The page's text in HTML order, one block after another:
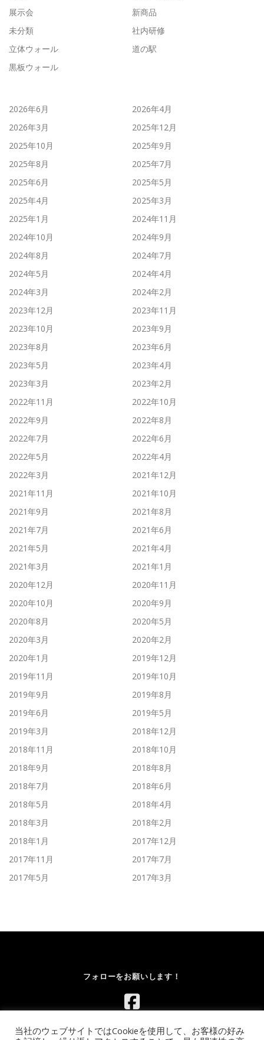
展示会
新商品
未分類
社内研修
立体ウォール
道の駅
黒板ウォール
2026年6月
2026年4月
2026年3月
2025年12月
2025年10月
2025年9月
2025年8月
2025年7月
2025年6月
2025年5月
2025年4月
2025年3月
2025年1月
2024年11月
2024年10月
2024年9月
2024年8月
2024年7月
2024年5月
2024年4月
2024年3月
2024年2月
2023年12月
2023年11月
2023年10月
2023年9月
2023年8月
2023年6月
2023年5月
2023年4月
2023年3月
2023年2月
2022年11月
2022年10月
2022年9月
2022年8月
2022年7月
2022年6月
2022年5月
2022年4月
2022年3月
2021年12月
2021年11月
2021年10月
2021年9月
2021年8月
2021年7月
2021年6月
2021年5月
2021年4月
2021年3月
2021年1月
2020年12月
2020年11月
2020年10月
2020年9月
2020年8月
2020年5月
2020年3月
2020年2月
2020年1月
2019年12月
2019年11月
2019年10月
2019年9月
2019年8月
2019年6月
2019年5月
2019年3月
2018年12月
2018年11月
2018年10月
2018年9月
2018年8月
2018年7月
2018年6月
2018年5月
2018年4月
2018年3月
2018年2月
2018年1月
2017年12月
2017年11月
2017年7月
2017年5月
2017年3月
フォローをお願いします！
当社のウェブサイトではCookieを使用して、お客様の好み